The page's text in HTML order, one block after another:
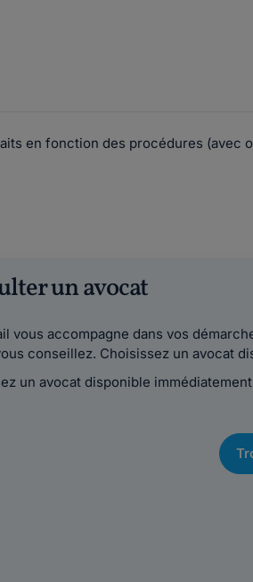
en fonction des procédures (avec
un avocat
vous accompagne dans vos
conseillez. Choisissez un avocat
un avocat disponible